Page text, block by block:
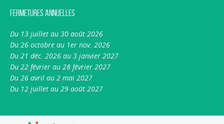
Fermetures annuelles
Du 13 juillet au 30 août 2026
Du 26 octobre au 1er nov. 2026
Du 21 déc. 2026 au 3 janvier 2027
Du 22 février au 28 février 2027
Du 26 avril au 2 mai 2027
Du 12 juillet au 29 août 2027